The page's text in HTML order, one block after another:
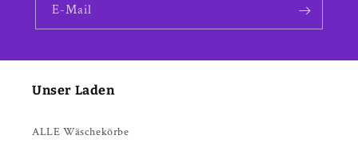
E-Mail
Unser Laden
ALLE Wäschekörbe